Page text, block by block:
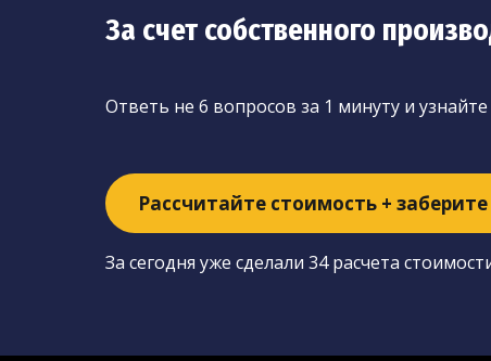
За счет собственного
Ответь не 6 вопросов за 1 минуту и
Рассчитайте стоимость +
За сегодня уже сделали 34 расчета